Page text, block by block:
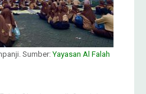
Sumber:Yayasan Al Falah